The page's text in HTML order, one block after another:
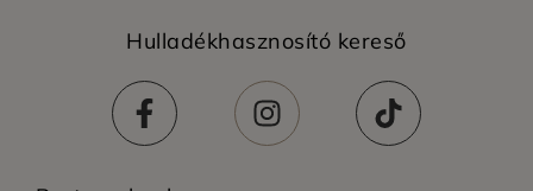
Hulladékhasznosító kereső